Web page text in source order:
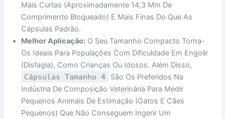
Mais Curtas (aproximadamente 14,3 Mm De
Comprimento Bloqueado) E Mais Finas Do Que As
Cápsulas Padrão.
Melhor Aplicação: O Seu Tamanho Compacto Torna-
Os Ideais Para Populações Com Dificuldade Em Engolir
(disfagia), Como Crianças Ou Idosos. Além Disso,
Cápsulas Tamanho 4
São Os Preferidos Na
Indústria De Composição Veterinária Para Medir
Pequenos Animais De Estimação (gatos E Cães
Pequenos) Que Não Conseguem Ingerir Um